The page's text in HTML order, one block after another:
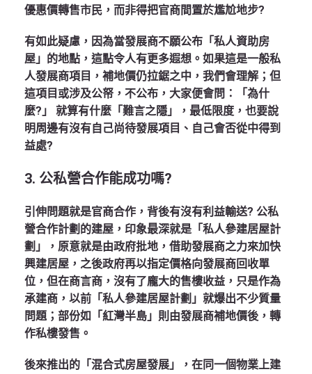
優惠價轉售市民，而非得把官商間置於尷尬地步?
有如此疑慮，因為當發展商不願公布「私人資助房
屋」的地點，這點令人有更多遐想。如果這是一般私
人發展商項目，補地價仍拉鋸之中，我們會理解；但
這項目或涉及公帑，不公布，大家便會問：「為什
麼?」 就算有什麼「難言之隱」，最低限度，也要說
明周邊有沒有自己尚待發展項目、自己會否從中得到
益處?
3. 公私營合作能成功嗎?
引伸問題就是官商合作，背後有沒有利益輸送? 公私
營合作計劃的建屋，印象最深就是「私人參建居屋計
劃」，原意就是由政府批地，借助發展商之力來加快
興建居屋，之後政府再以指定價格向發展商回收單
位，但在商言商，沒有了龐大的售樓收益，只是作為
承建商，以前「私人參建居屋計劃」就爆出不少質量
問題；部份如「紅灣半島」則由發展商補地價後，轉
作私樓發售。
後來推出的「混合式房屋發展」，在同一個物業上建